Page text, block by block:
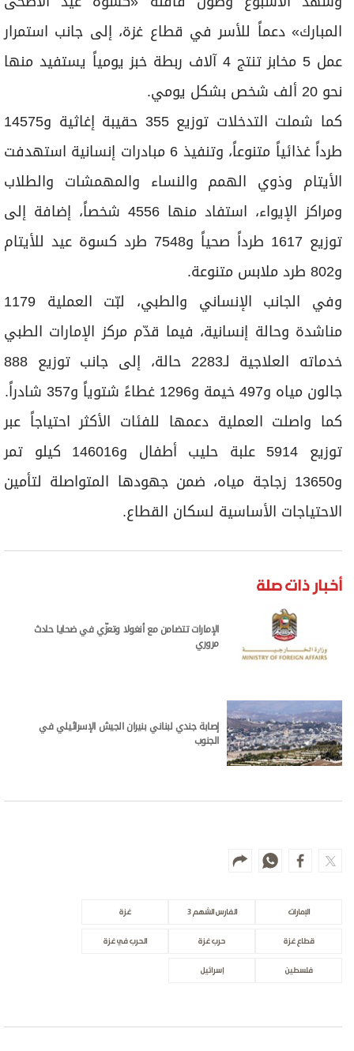
المبارك» دعماً للأسر في قطاع غزة، إلى جانب استمرار
عمل 5 مخابز تنتج 4 آلاف ربطة خبز يومياً يستفيد منها
نحو 20 ألف شخص بشكل يومي.
كما شملت التدخلات توزيع 355 حقيبة إغاثية و14575
طرداً غذائياً متنوعاً، وتنفيذ 6 مبادرات إنسانية استهدفت
الأيتام وذوي الهمم والنساء والمهمشات والطلاب
ومراكز الإيواء، استفاد منها 4556 شخصاً، إضافة إلى
توزيع 1617 طرداً صحياً و7548 طرد كسوة عيد للأيتام
و802 طرد ملابس متنوعة.
وفي الجانب الإنساني والطبي، لبّت العملية 1179
مناشدة وحالة إنسانية، فيما قدّم مركز الإمارات الطبي
خدماته العلاجية لـ2283 حالة، إلى جانب توزيع 888
جالون مياه و497 خيمة و1296 غطاءً شتوياً و357 شادراً.
كما واصلت العملية دعمها للفئات الأكثر احتياجاً عبر
توزيع 5914 علبة حليب أطفال و146016 كيلو تمر
و13650 زجاجة مياه، ضمن جهودها المتواصلة لتأمين
الاحتياجات الأساسية لسكان القطاع.
أخبار ذات صلة
الإمارات تتضامن مع أنغولا وتعزّي في ضحايا حادث
مروري
إصابة جندي لبناني بنيران الجيش الإسرائيلي في
الجنوب
الإمارات الفارس الشهم 3 غزة
قطاع غزة حرب غزة الحرب في غزة
فلسطين إسرائيل